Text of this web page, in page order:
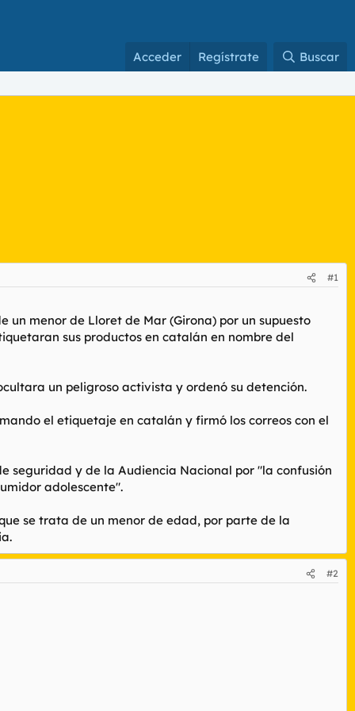
Acceder Regístrate Buscar
#1
menor de Lloret de Mar (Girona) por un supuesto
sus productos en catalán en nombre del
un peligroso activista y ordenó su detención.
el etiquetaje en catalán y firmó los correos con el
seguridad y de la Audiencia Nacional por "la confusión
adolescente".
se trata de un menor de edad, por parte de la
#2